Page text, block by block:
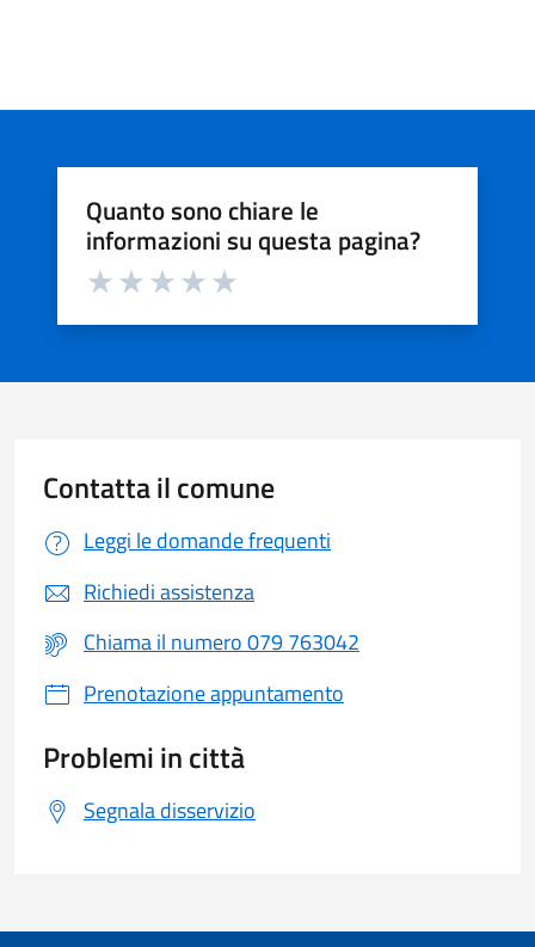
Quanto sono chiare le
informazioni su questa pagina?
Valuta da 1 a 5 stelle la pagina
Contatta il comune
Leggi le domande frequenti
Richiedi assistenza
Chiama il numero 079 763042
Prenotazione appuntamento
Problemi in città
Segnala disservizio